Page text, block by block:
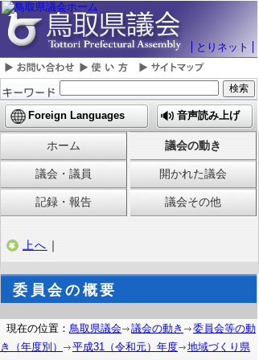
とりネット
Foreign Languages 音声読み上げ
ホーム 議会の動き
議会・議員 開かれた議会
記録・報告 議会その他
上へ ｜
委員会の概要
現在の位置： 鳥取県議会 議会の動き
委員会等の動
き（年度別）
平成31（令和元）年度
地域づくり県